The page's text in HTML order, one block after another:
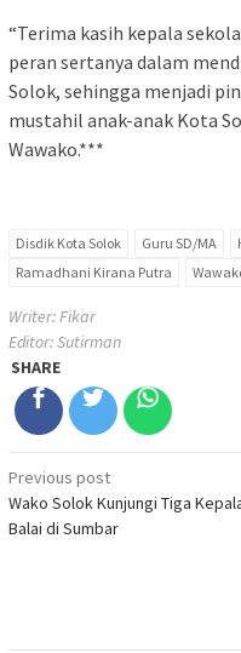
“Terima kasih kepala
peran sertanya dalam
Solok, sehingga menjadi
mustahil anak-anak Kota
Wawako.***
Disdik Kota Solok Guru SD/MA
Ramadhani Kirana Putra
Writer: Fikar
Editor: Sutirman
SHARE
Post
navigation
Previous post
Wako Solok Kunjungi Tiga
Balai di Sumbar